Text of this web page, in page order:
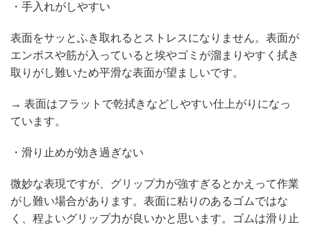
・手入れがしやすい
表面をサッとふき取れるとストレスになりません。表面が
エンボスや筋が入っていると埃やゴミが溜まりやすく拭き
取りがし難いため平滑な表面が望ましいです。
→ 表面はフラットで乾拭きなどしやすい仕上がりになっ
ています。
・滑り止めが効き過ぎない
微妙な表現ですが、グリップ力が強すぎるとかえって作業
がし難い場合があります。表面に粘りのあるゴムではな
く、程よいグリップ力が良いかと思います。ゴムは滑り止